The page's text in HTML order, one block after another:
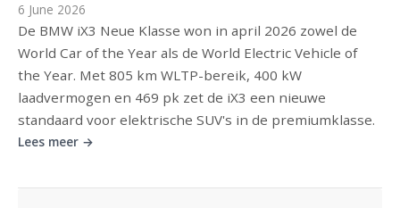
6 June 2026
De BMW iX3 Neue Klasse won in april 2026 zowel de
World Car of the Year als de World Electric Vehicle of
the Year. Met 805 km WLTP-bereik, 400 kW
laadvermogen en 469 pk zet de iX3 een nieuwe
standaard voor elektrische SUV's in de premiumklasse.
Lees meer →